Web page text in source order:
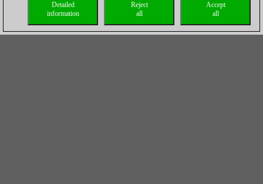
Accept
all
Reject
all
Detailed
information